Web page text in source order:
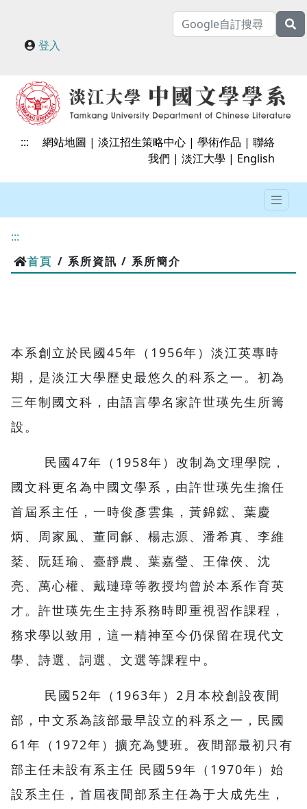
登入
::: 網站地圖 |淡江招生策略中心 |學術作品 |聯絡
我們 |淡江大學 | English
:::
首頁 / 系所資訊 / 系所簡介
本系創立於民國45年（1956年）淡江英專時
期，是淡江大學歷史最悠久的科系之一。初為
三年制國文科，由語言學名家許世瑛先生所籌
設。
民國47年（1958年）改制為文理學院，
國文科更名為中國文學系，由許世瑛先生擔任
首屆系主任，一時俊彥雲集，黃錦鋐、葉慶
炳、周家風、董同龢、楊志源、潘希真、李維
棻、阮廷瑜、臺靜農、葉嘉瑩、王偉俠、沈
亮、萬心權、戴璉璋等教授均曾於本系作育英
才。許世瑛先生主持系務時即重視習作課程，
務求學以致用，這一精神至今仍保留在現代文
學、詩選、詞選、文選等課程中。
民國52年（1963年）2月本校創設夜間
部，中文系為該部最早設立的科系之一，民國
61年（1972年）擴充為雙班。夜間部最初只有
部主任未設有系主任 民國59年（1970年）始
設系主任，首屆夜間部系主任為于大成先生，